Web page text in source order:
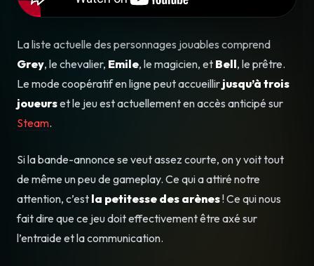
La liste actuelle des personnages jouables comprend
Grey, le chevalier, Emile, le magicien, et Bell, le prêtre.
Le mode coopératif en ligne peut accueillir jusqu’à trois
joueurset le jeu est actuellement en accès anticipé sur
Steam.
Si la bande-annonce se veut assez courte, on y voit tout
de même un peu de gameplay. Ce qui a attiré notre
attention, c’est la petitesse des arènes! Ce qui nous
fait dire que ce jeu doit effectivement être axé sur
l’entraide et la communication.